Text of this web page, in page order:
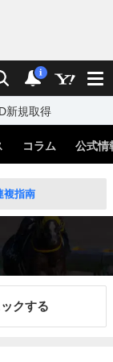
検索 通知
i
新規取得
コラム 公式情
複指南
クする